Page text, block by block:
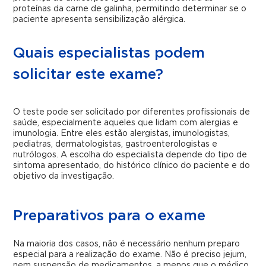
proteínas da carne de galinha, permitindo determinar se o
paciente apresenta sensibilização alérgica.
Quais especialistas podem
solicitar este exame?
O teste pode ser solicitado por diferentes profissionais de
saúde, especialmente aqueles que lidam com alergias e
imunologia. Entre eles estão alergistas, imunologistas,
pediatras, dermatologistas, gastroenterologistas e
nutrólogos. A escolha do especialista depende do tipo de
sintoma apresentado, do histórico clínico do paciente e do
objetivo da investigação.
Preparativos para o exame
Na maioria dos casos, não é necessário nenhum preparo
especial para a realização do exame. Não é preciso jejum,